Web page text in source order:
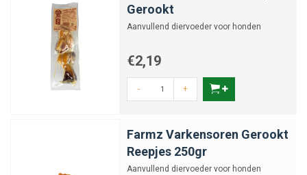
Gerookt
Aanvullend diervoeder voor honden
€2,19
- +
Farmz Varkensoren Gerookt
Reepjes 250gr
Aanvullend diervoeder voor honden